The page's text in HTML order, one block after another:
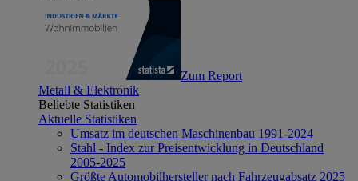
Zum Report
Metall & Elektronik
Beliebte Statistiken
Aktuelle Statistiken
Umsatz im deutschen Maschinenbau 1991-2024
Stahl - Index zur Preisentwicklung in Deutschland
2005-2025
Größte Automobilhersteller nach Fahrzeugabsatz 2025